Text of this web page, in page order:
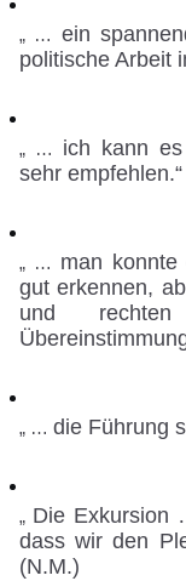
„ … ein
politische Arbeit
„ … ich kann
sehr
„ … man konnte
gut erkennen,
und rechten
„ … die Führung
„ Die Exkursion
dass wir den
(N.M.)